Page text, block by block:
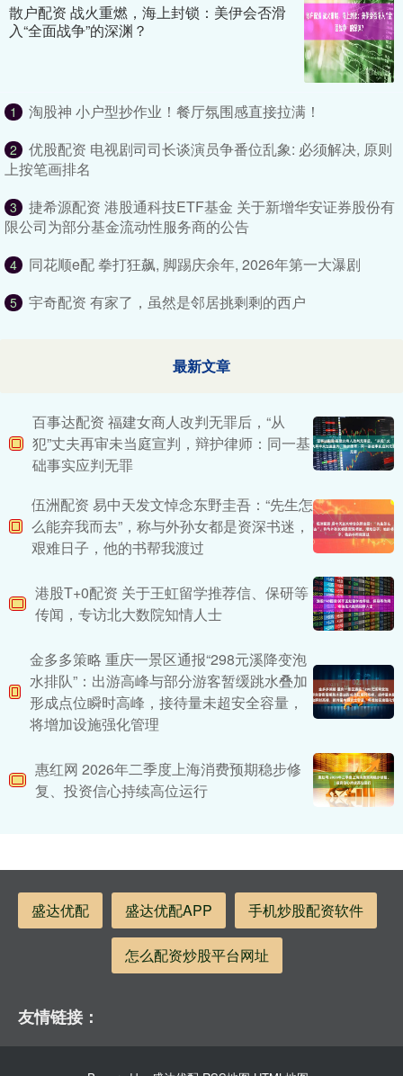
散户配资 战火重燃，海上封锁：美伊会否滑
入“全面战争”的深渊？
1 淘股神 小户型抄作业！餐厅氛围感直接拉满！
2
优股配资 电视剧司司长谈演员争番位乱象: 必须解决, 原则
上按笔画排名
3
捷希源配资 港股通科技ETF基金 关于新增华安证券股份有
限公司为部分基金流动性服务商的公告
4 同花顺e配 拳打狂飙, 脚踢庆余年, 2026年第一大瀑剧
5 宇奇配资 有家了，虽然是邻居挑剩剩的西户
最新文章
百事达配资 福建女商人改判无罪后，“从
犯”丈夫再审未当庭宣判，辩护律师：同一基
础事实应判无罪
伍洲配资 易中天发文悼念东野圭吾：“先生怎
么能弃我而去”，称与外孙女都是资深书迷，
艰难日子，他的书帮我渡过
港股T+0配资 关于王虹留学推荐信、保研等
传闻，专访北大数院知情人士
金多多策略 重庆一景区通报“298元溪降变泡
水排队”：出游高峰与部分游客暂缓跳水叠加
形成点位瞬时高峰，接待量未超安全容量，
将增加设施强化管理
惠红网 2026年二季度上海消费预期稳步修
复、投资信心持续高位运行
盛达优配 盛达优配APP 手机炒股配资软件
怎么配资炒股平台网址
友情链接：